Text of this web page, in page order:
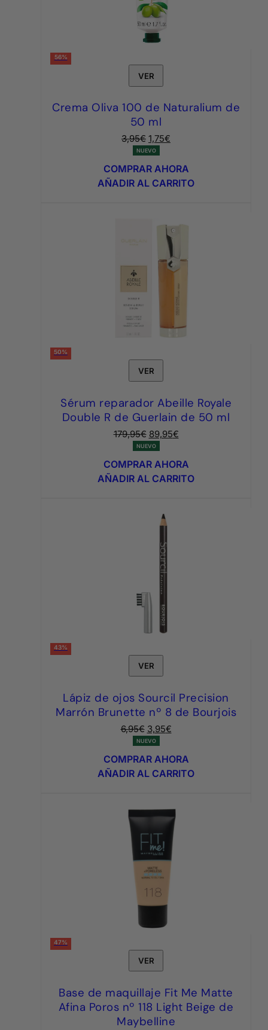
56%
VER
Crema Oliva 100 de Naturalium de
50 ml
3,95€ El
precio
original
era:
1,75€
actual
es:
NUEVO
COMPRAR AHORA
AÑADIR AL CARRITO
50%
VER
Sérum reparador Abeille Royale
Double R de Guerlain de 50 ml
179,95€ El
precio
original
era:
179,95€.
89,95€El
actual
es:
89,95€.
NUEVO
COMPRAR AHORA
AÑADIR AL CARRITO
43%
VER
Lápiz de ojos Sourcil Precision
Marrón Brunette nº 8 de Bourjois
6,95€ El
precio
original
era:
6,95€.
3,95€El
actual
es:
3,95€.
NUEVO
COMPRAR AHORA
AÑADIR AL CARRITO
47%
VER
Base de maquillaje Fit Me Matte
Afina Poros nº 118 Light Beige de
Maybelline